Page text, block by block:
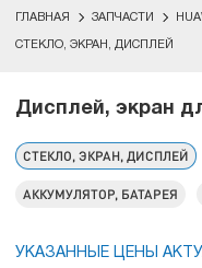
ГЛАВНАЯ ЗАПЧАСТИ
СТЕКЛО, ЭКРАН, ДИСПЛЕЙ
Дисплей, экран
СТЕКЛО, ЭКРАН, ДИСПЛЕЙ
АККУМУЛЯТОР, БАТАРЕЯ
УКАЗАННЫЕ ЦЕНЫ